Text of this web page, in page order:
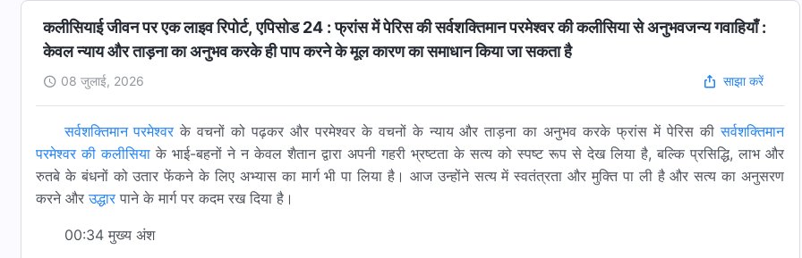
कलीसियाई जीवन पर एक लाइव रिपोर्ट, एपिसोड 24 : फ्रांस में पेरिस की सर्वशक्तिमान परमेश्वर की कलीसिया से अनुभवजन्य गवाहियाँ :
केवल न्याय और ताड़ना का अनुभव करके ही पाप करने के मूल कारण का समाधान किया जा सकता है
08 जुलाई, 2026 साझा करें
सर्वशक्तिमान परमेश्वर के वचनों को पढ़कर और परमेश्वर के वचनों के न्याय और ताड़ना का अनुभव करके फ्रांस में पेरिस कीसर्वशक्तिमान
परमेश्वर कीकलीसिया के भाई-बहनों ने न केवल शैतान द्वारा अपनी गहरी भ्रष्टता के सत्य को स्पष्ट रूप से देख लिया है, बल्कि प्रसिद्धि, लाभ और
रुतबे के बंधनों को उतार फेंकने के लिए अभ्यास का मार्ग भी पा लिया है। आज उन्होंने सत्य में स्वतंत्रता और मुक्ति पा ली है और सत्य का अनुसरण
करने औरउद्धार पाने के मार्ग पर कदम रख दिया है।
00:34 मुख्य अंश